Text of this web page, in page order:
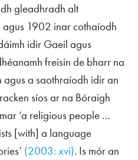
gleadhradh alt
1902 inar cothaíodh
idir Gaeil agus
freisin de bharr na
a saothraíodh idir an
síos ar na Bóraigh
‘a religious people …
[with] a language
(2003: xvi). Is mór an